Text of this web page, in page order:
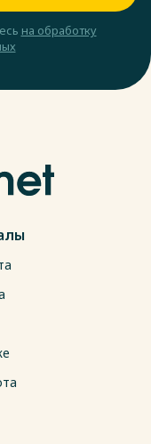
на обработку